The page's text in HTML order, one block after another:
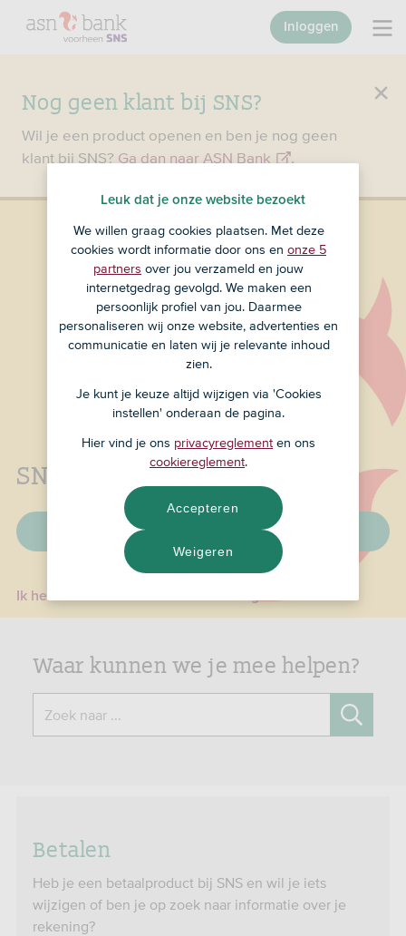
Nog geen klant bij SNS?
Wil je een product openen en ben je nog geen
klant bij SNS? Ga dan naar ASN Bank .
Inloggen
SNS is nu ASN Bank
Veelgestelde vragen
Ik heb een e-mail over een ID-check gehad
Waar kunnen we je mee helpen?
Zoek naar ...
Betalen
Heb je een betaalproduct bij SNS en wil je iets
wijzigen of ben je op zoek naar informatie over je
rekening?
Leuk dat je onze website bezoekt
We willen graag cookies plaatsen. Met deze
cookies wordt informatie door ons en onze 5
partners over jou verzameld en jouw
internetgedrag gevolgd. We maken een
persoonlijk profiel van jou. Daarmee
personaliseren wij onze website, advertenties en
communicatie en laten wij je relevante inhoud
zien.
Je kunt je keuze altijd wijzigen via 'Cookies
instellen' onderaan de pagina.
Hier vind je ons privacyreglement en ons
cookiereglement.
Weigeren
Accepteren